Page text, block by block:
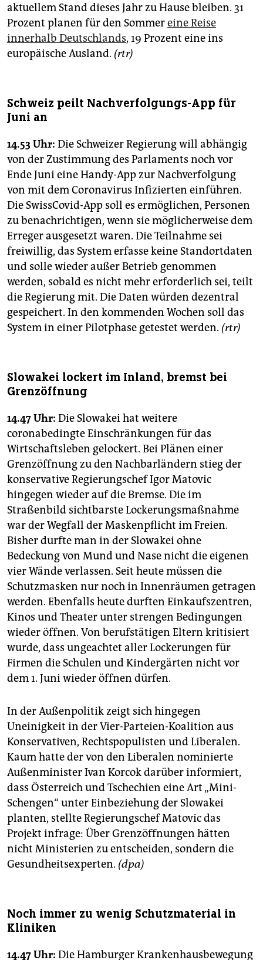
aktuellem Stand dieses Jahr zu Hause bleiben. 31
Prozent planen für den Sommereine Reise
innerhalb Deutschlands, 19 Prozent eine ins
europäische Ausland. (rtr)
Schweiz peilt Nachverfolgungs-App für
Juni an
14.53 Uhr: Die Schweizer Regierung will abhängig
von der Zustimmung des Parlaments noch vor
Ende Juni eine Handy-App zur Nachverfolgung
von mit dem Coronavirus Infizierten einführen.
Die SwissCovid-App soll es ermöglichen, Personen
zu benachrichtigen, wenn sie möglicherweise dem
Erreger ausgesetzt waren. Die Teilnahme sei
freiwillig, das System erfasse keine Standortdaten
und solle wieder außer Betrieb genommen
werden, sobald es nicht mehr erforderlich sei, teilt
die Regierung mit. Die Daten würden dezentral
gespeichert. In den kommenden Wochen soll das
System in einer Pilotphase getestet werden. (rtr)
Slowakei lockert im Inland, bremst bei
Grenzöffnung
14.47 Uhr: Die Slowakei hat weitere
coronabedingte Einschränkungen für das
Wirtschaftsleben gelockert. Bei Plänen einer
Grenzöffnung zu den Nachbarländern stieg der
konservative Regierungschef Igor Matovic
hingegen wieder auf die Bremse. Die im
Straßenbild sichtbarste Lockerungsmaßnahme
war der Wegfall der Maskenpflicht im Freien.
Bisher durfte man in der Slowakei ohne
Bedeckung von Mund und Nase nicht die eigenen
vier Wände verlassen. Seit heute müssen die
Schutzmasken nur noch in Innenräumen getragen
werden. Ebenfalls heute durften Einkaufszentren,
Kinos und Theater unter strengen Bedingungen
wieder öffnen. Von berufstätigen Eltern kritisiert
wurde, dass ungeachtet aller Lockerungen für
Firmen die Schulen und Kindergärten nicht vor
dem 1. Juni wieder öffnen dürfen.
In der Außenpolitik zeigt sich hingegen
Uneinigkeit in der Vier-Parteien-Koalition aus
Konservativen, Rechtspopulisten und Liberalen.
Kaum hatte der von den Liberalen nominierte
Außenminister Ivan Korcok darüber informiert,
dass Österreich und Tschechien eine Art „Mini-
Schengen“ unter Einbeziehung der Slowakei
planten, stellte Regierungschef Matovic das
Projekt infrage: Über Grenzöffnungen hätten
nicht Ministerien zu entscheiden, sondern die
Gesundheitsexperten. (dpa)
Noch immer zu wenig Schutzmaterial in
Kliniken
14.47 Uhr: Die Hamburger Krankenhausbewegung